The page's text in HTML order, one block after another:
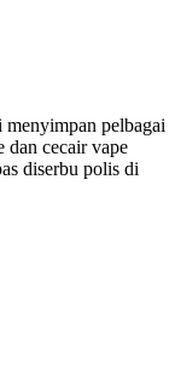
pelbagai
dan cecair vape
diserbu polis di